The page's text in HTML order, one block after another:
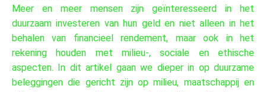
Merken Galerij
Merkselectie
Meer en meer mensen zijn geïnteresseerd in het
duurzaam investeren van hun geld en niet alleen in het
behalen van financieel rendement, maar ook in het
rekening houden met milieu-, sociale en ethische
aspecten. In dit artikel gaan we dieper in op duurzame
beleggingen die gericht zijn op milieu, maatschappij en